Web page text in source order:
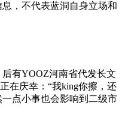
，不代表蓝洞自身立场和
有YOOZ河南省代发长文
在庆幸：“我king你擦，还
点小事也会影响到二级市